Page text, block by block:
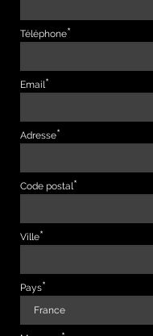
Téléphone
Email
Adresse
Code postal
Ville
Pays